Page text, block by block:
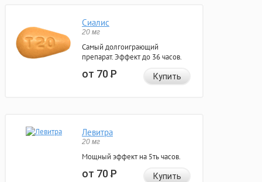
Сиалис
20 мг
Самый долгоиграющий
препарат. Эффект до 36 часов.
от 70Р Купить
Левитра
20 мг
Мощный эффект на 5ть часов.
от 70Р Купить